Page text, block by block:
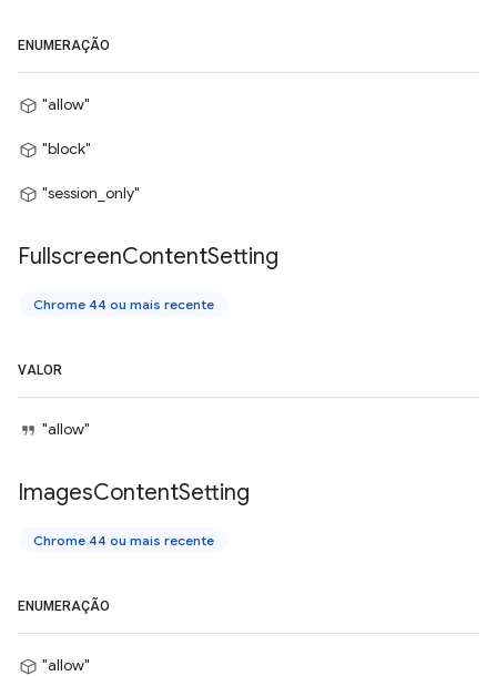
ENUMERAÇÃO
"allow"
"block"
"session_only"
FullscreenContentSetting
Chrome 44 ou mais recente
VALOR
"allow"
ImagesContentSetting
Chrome 44 ou mais recente
ENUMERAÇÃO
"allow"